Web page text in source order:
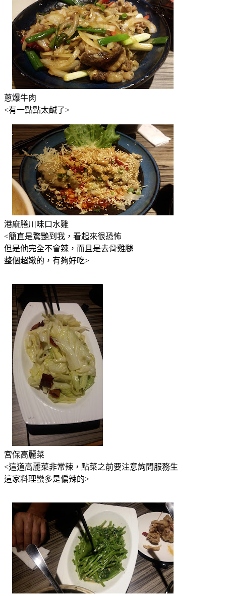
蔥爆牛肉
<有一點點太鹹了>
港麻膳川味口水雞
<簡直是驚艷到我，看起來很恐怖
但是他完全不會辣，而且是去骨雞腿
整個超嫩的，有夠好吃>
宮保高麗菜
<這道高麗菜非常辣，點菜之前要注意詢問服務生
這家料理蠻多是偏辣的>